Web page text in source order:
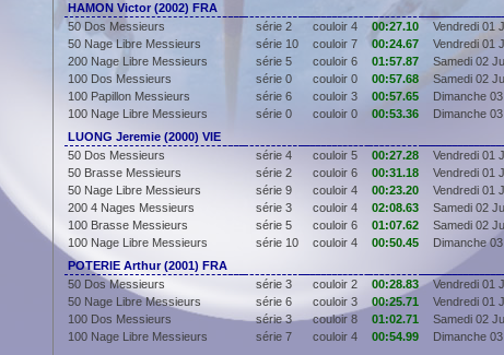
HAMON Victor (2002) FRA
50 Dos Messieurs
série 2 couloir 4 00:27.10 Vendredi 01
50 Nage Libre Messieurs
série 10 couloir 7 00:24.67 Vendredi 01
200 Nage Libre Messieurs
série 5 couloir 6 01:57.87 Samedi 02
100 Dos Messieurs
série 0 couloir 0 00:57.68 Samedi 02
100 Papillon Messieurs
série 6 couloir 3 00:57.65 Dimanche
100 Nage Libre Messieurs
série 0 couloir 0 00:53.36 Dimanche
LUONG Jeremie (2000) VIE
50 Dos Messieurs
série 4 couloir 5 00:27.28 Vendredi 01
50 Brasse Messieurs
série 2 couloir 6 00:31.18 Vendredi 01
50 Nage Libre Messieurs
série 9 couloir 4 00:23.20 Vendredi 01
200 4 Nages Messieurs
série 3 couloir 4 02:08.63 Samedi 02
100 Brasse Messieurs
série 5 couloir 6 01:07.62 Samedi 02
100 Nage Libre Messieurs
série 10 couloir 4 00:50.45 Dimanche
POTERIE Arthur (2001) FRA
50 Dos Messieurs
série 3 couloir 2 00:28.83 Vendredi 01
50 Nage Libre Messieurs
série 6 couloir 3 00:25.71 Vendredi 01
100 Dos Messieurs
série 3 couloir 8 01:02.71 Samedi 02
100 Nage Libre Messieurs
série 7 couloir 4 00:54.99 Dimanche